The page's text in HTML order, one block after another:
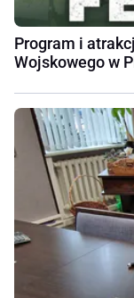
Program i
Wojskowego w